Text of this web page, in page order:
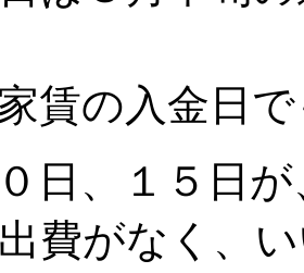
賃の入金日
日、１５日
費がなく、